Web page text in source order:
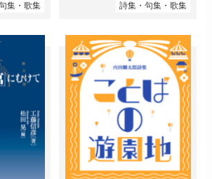
集・歌集
詩集・句集・歌集